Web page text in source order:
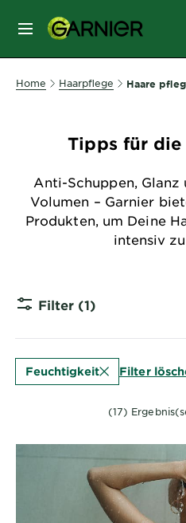
MENU
GESICHTSPFLEGE
HAARPFLEGE
HAARFARBE
SONNENSCHUTZ
KÖRPERPFLEGE
&
DIAGNOSTIK
Unsere
Inhaltsstoffe
Home Haarpflege Haare
Tipps für
Anti-Schuppen,
Volumen – Garnier
Produkten, um Deine
intensiv
Filter (1)
Feuchtigkeit Filter
(17)